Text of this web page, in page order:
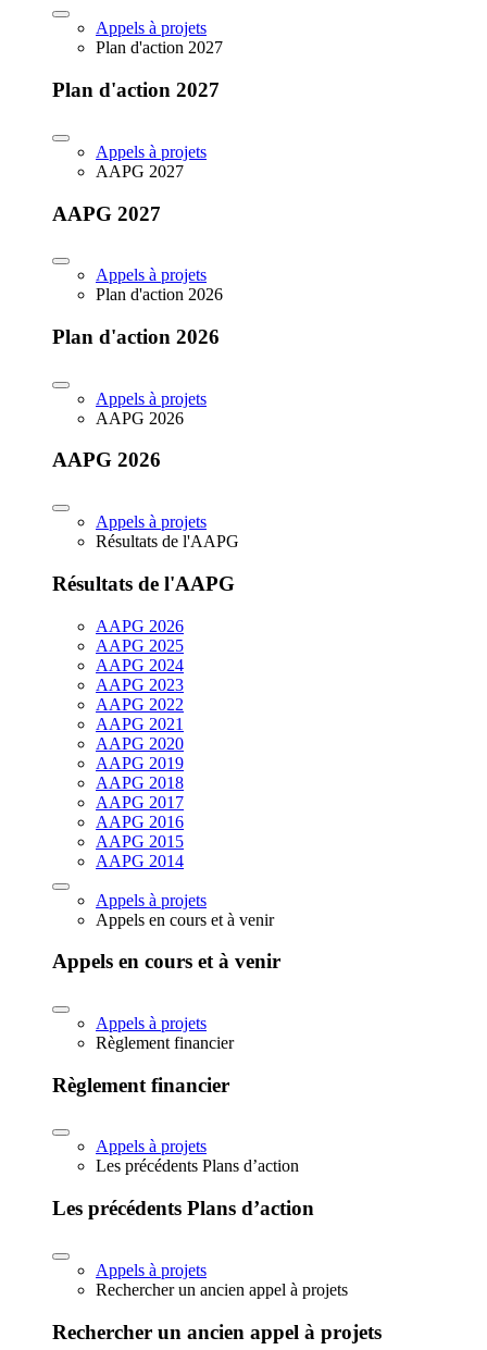
Appels à projets
Plan d'action 2027
Plan d'action 2027
Appels à projets
AAPG 2027
AAPG 2027
Appels à projets
Plan d'action 2026
Plan d'action 2026
Appels à projets
AAPG 2026
AAPG 2026
Appels à projets
Résultats de l'AAPG
Résultats de l'AAPG
AAPG 2026
AAPG 2025
AAPG 2024
AAPG 2023
AAPG 2022
AAPG 2021
AAPG 2020
AAPG 2019
AAPG 2018
AAPG 2017
AAPG 2016
AAPG 2015
AAPG 2014
Appels à projets
Appels en cours et à venir
Appels en cours et à venir
Appels à projets
Règlement financier
Règlement financier
Appels à projets
Les précédents Plans d’action
Les précédents Plans d’action
Appels à projets
Rechercher un ancien appel à projets
Rechercher un ancien appel à projets